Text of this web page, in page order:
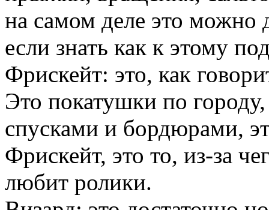
на самом деле это можно
если знать как к этому
Фрискейт: это, как
Это покатушки по городу,
спусками и бордюрами,
Фрискейт, это то, из-за
любит ролики.